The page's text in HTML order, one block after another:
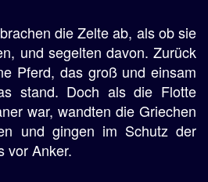
die Zelte ab, als ob sie
und segelten davon. Zurück
Pferd, das groß und einsam
stand. Doch als die Flotte
war, wandten die Griechen
und gingen im Schutz der
vor Anker.